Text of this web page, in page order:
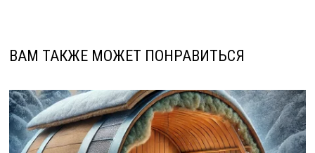
ВАМ ТАКЖЕ МОЖЕТ ПОНРАВИТЬСЯ